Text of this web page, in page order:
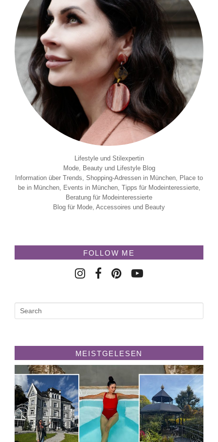
Lifestyle und Stilexpertin
Mode, Beauty und Lifestyle Blog
Information über Trends, Shopping-Adressen in München, Place to
be in München, Events in München, Tipps für Modeinteressierte,
Beratung für Modeinteressierte
Blog für Mode, Accessoires und Beauty
FOLLOW ME
MEISTGELESEN